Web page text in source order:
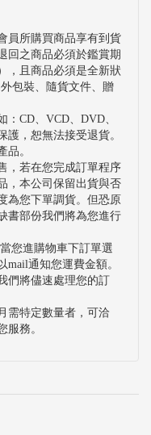
員所購買商品享有到貨
回之商品必須於鑑賞期
，且商品必須是全新狀
包裝、隨貨文件、贈
CD、VCD、DVD、
護，恕無法接受退貨。
品。
，若在您完成訂單程序
，本公司保留出貨與否
為您下單調貨。但恐原
書部份我們將為您進行
您進購物車下訂單選
通知您運費金額。
們將儘速處理您的訂
需特定數量者，可洽
服務。